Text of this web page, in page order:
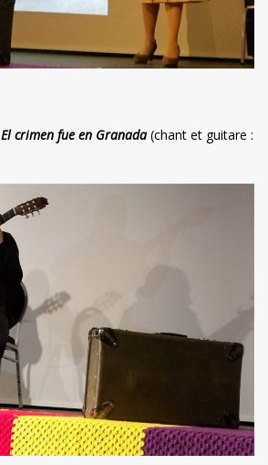
El crimen fue en Granada (chant et guitare :